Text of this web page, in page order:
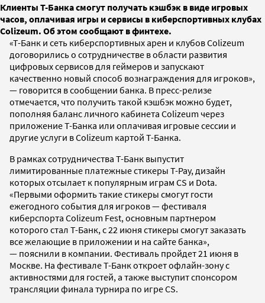
Клиенты Т-Банка смогут получать кэшбэк в виде игровых
часов, оплачивая игры и сервисы в киберспортивных клубах
Colizeum. Об этом сообщают в финтехе.
«Т-Банк и сеть киберспортивных арен и клубов Colizeum
договорились о сотрудничестве в области развития
цифровых сервисов для геймеров и запускают
качественно новый способ вознаграждения для игроков»,
— говорится в сообщении банка. В пресс-релизе
отмечается, что получить такой кэшбэк можно будет,
пополняя баланс личного кабинета Colizeum через
приложение Т-Банка или оплачивая игровые сессии и
другие услуги в Colizeum картой Т-Банка.
В рамках сотрудничества Т-Банк выпустит
лимитированные платежные стикеры T-Pay, дизайн
которых отсылает к популярным играм CS и Dota.
«Первыми оформить такие стикеры смогут гости
ежегодного события для игроков — фестиваля
киберспорта Colizeum Fest, основным партнером
которого стал Т-Банк, с 22 июня стикеры смогут заказать
все желающие в приложении и на сайте банка»,
— пояснили в компании. Фестиваль пройдет 21 июня в
Москве. На фестивале Т-Банк откроет офлайн-зону с
активностями для гостей, а также выступит спонсором
трансляции финала турнира по игре CS.